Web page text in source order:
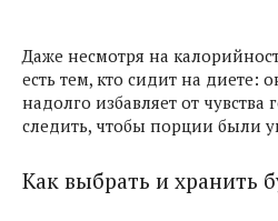
Даже несмотря на
есть тем, кто сидит на диете:
надолго избавляет от чувства
следить, чтобы порции были
Как выбрать и хранить